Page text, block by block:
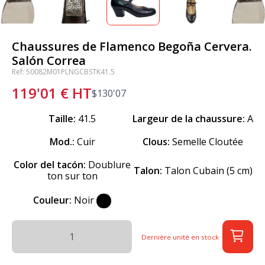
Chaussures de Flamenco Begoña Cervera.
Salón Correa
Ref: 50082M01PLNGCBSTK41.5
119'01 € HT$130'07
Taille: 41.5 Largeur de la chaussure: A
Mod.: Cuir Clous: Semelle Cloutée
Color del tacón: Doublure
ton sur ton
Talon: Talon Cubain (5 cm)
Couleur: Noir
Dernière unité en stock